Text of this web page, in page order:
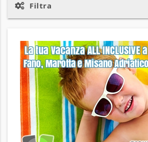
Filtra